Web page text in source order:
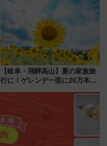
ん」始動
【岐阜・飛騨高山】夏の家族旅
行に！ゲレンデ一面に20万本の